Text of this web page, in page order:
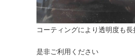
コーティングにより透明度も長
是非ご利用ください